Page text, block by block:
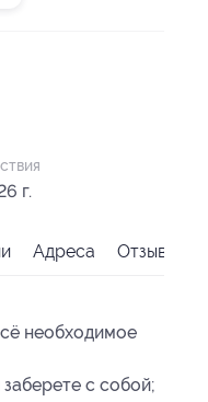
г.
Адреса Отзывы
необходимое
с собой;